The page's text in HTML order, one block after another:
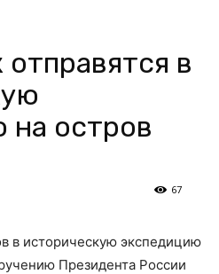
отправятся в
на остров
67
в историческую экспедицию
Президента России